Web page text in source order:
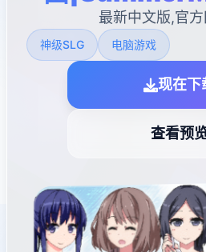
最新中文版,官
神级SLG 电脑游戏
现在下
查看预